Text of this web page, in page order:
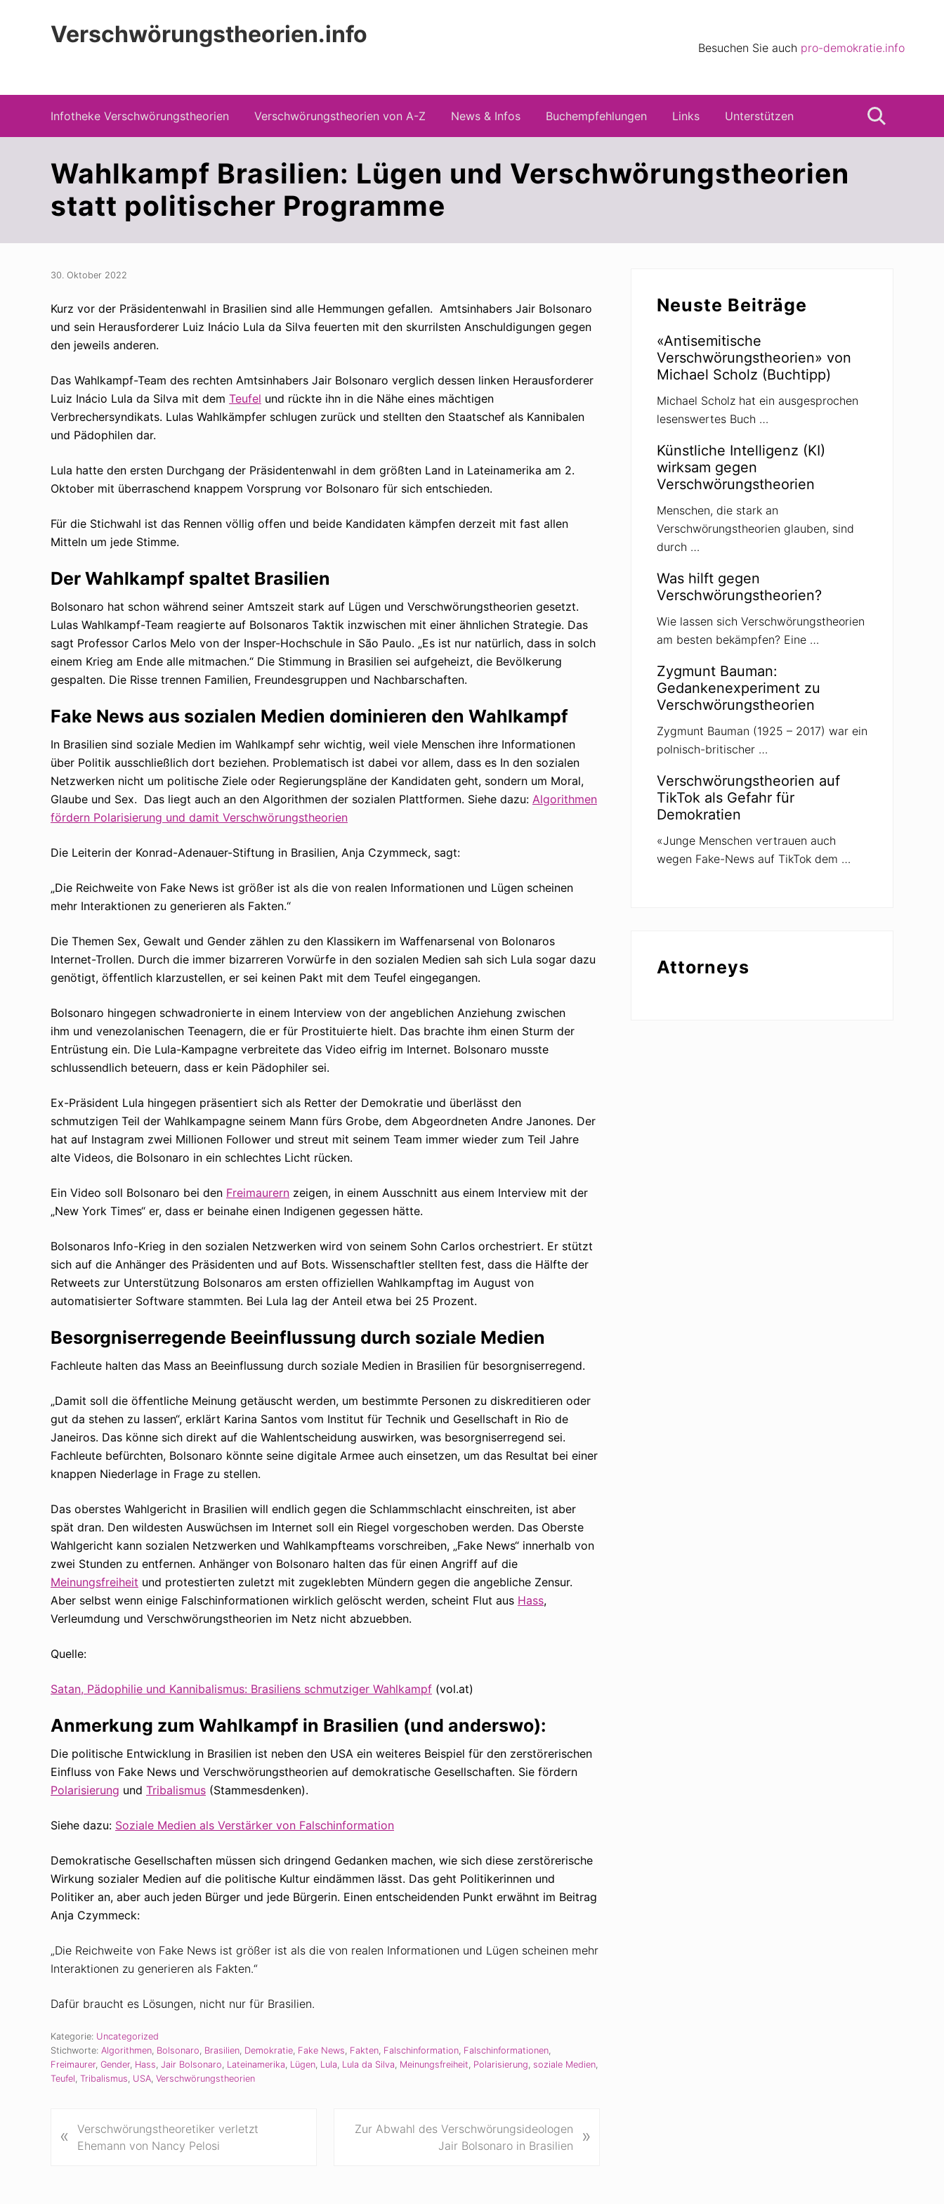
Hauptnavigation
SeitenspalteVerschwörungstheorien.info Besuchen Sie auch pro-demokratie.info
Infotheke Verschwörungstheorien Verschwörungstheorien von A-Z News & Infos Buchempfehlungen Links Unterstützen Suche
Wahlkampf Brasilien: Lügen und Verschwörungstheorien
statt politischer Programme
30. Oktober 2022
Kurz vor der Präsidentenwahl in Brasilien sind alle Hemmungen gefallen. Amtsinhabers Jair Bolsonaro
und sein Herausforderer Luiz Inácio Lula da Silva feuerten mit den skurrilsten Anschuldigungen gegen
den jeweils anderen.
Das Wahlkampf-Team des rechten Amtsinhabers Jair Bolsonaro verglich dessen linken Herausforderer
Luiz Inácio Lula da Silva mit dem Teufel und rückte ihn in die Nähe eines mächtigen
Verbrechersyndikats. Lulas Wahlkämpfer schlugen zurück und stellten den Staatschef als Kannibalen
und Pädophilen dar.
Lula hatte den ersten Durchgang der Präsidentenwahl in dem größten Land in Lateinamerika am 2.
Oktober mit überraschend knappem Vorsprung vor Bolsonaro für sich entschieden.
Für die Stichwahl ist das Rennen völlig offen und beide Kandidaten kämpfen derzeit mit fast allen
Mitteln um jede Stimme.
Der Wahlkampf spaltet Brasilien
Bolsonaro hat schon während seiner Amtszeit stark auf Lügen und Verschwörungstheorien gesetzt.
Lulas Wahlkampf-Team reagierte auf Bolsonaros Taktik inzwischen mit einer ähnlichen Strategie. Das
sagt Professor Carlos Melo von der Insper-Hochschule in São Paulo. „Es ist nur natürlich, dass in solch
einem Krieg am Ende alle mitmachen.“ Die Stimmung in Brasilien sei aufgeheizt, die Bevölkerung
gespalten. Die Risse trennen Familien, Freundesgruppen und Nachbarschaften.
Fake News aus sozialen Medien dominieren den Wahlkampf
In Brasilien sind soziale Medien im Wahlkampf sehr wichtig, weil viele Menschen ihre Informationen
über Politik ausschließlich dort beziehen. Problematisch ist dabei vor allem, dass es In den sozialen
Netzwerken nicht um politische Ziele oder Regierungspläne der Kandidaten geht, sondern um Moral,
Glaube und Sex. Das liegt auch an den Algorithmen der sozialen Plattformen. Siehe dazu: Algorithmen
fördern Polarisierung und damit Verschwörungstheorien
Die Leiterin der Konrad-Adenauer-Stiftung in Brasilien, Anja Czymmeck, sagt:
„Die Reichweite von Fake News ist größer ist als die von realen Informationen und Lügen scheinen
mehr Interaktionen zu generieren als Fakten.“
Die Themen Sex, Gewalt und Gender zählen zu den Klassikern im Waffenarsenal von Bolonaros
Internet-Trollen. Durch die immer bizarreren Vorwürfe in den sozialen Medien sah sich Lula sogar dazu
genötigt, öffentlich klarzustellen, er sei keinen Pakt mit dem Teufel eingegangen.
Bolsonaro hingegen schwadronierte in einem Interview von der angeblichen Anziehung zwischen
ihm und venezolanischen Teenagern, die er für Prostituierte hielt. Das brachte ihm einen Sturm der
Entrüstung ein. Die Lula-Kampagne verbreitete das Video eifrig im Internet. Bolsonaro musste
schlussendlich beteuern, dass er kein Pädophiler sei.
Ex-Präsident Lula hingegen präsentiert sich als Retter der Demokratie und überlässt den
schmutzigen Teil der Wahlkampagne seinem Mann fürs Grobe, dem Abgeordneten Andre Janones. Der
hat auf Instagram zwei Millionen Follower und streut mit seinem Team immer wieder zum Teil Jahre
alte Videos, die Bolsonaro in ein schlechtes Licht rücken.
Ein Video soll Bolsonaro bei den Freimaurern zeigen, in einem Ausschnitt aus einem Interview mit der
„New York Times“ er, dass er beinahe einen Indigenen gegessen hätte.
Bolsonaros Info-Krieg in den sozialen Netzwerken wird von seinem Sohn Carlos orchestriert. Er stützt
sich auf die Anhänger des Präsidenten und auf Bots. Wissenschaftler stellten fest, dass die Hälfte der
Retweets zur Unterstützung Bolsonaros am ersten offiziellen Wahlkampftag im August von
automatisierter Software stammten. Bei Lula lag der Anteil etwa bei 25 Prozent.
Besorgniserregende Beeinflussung durch soziale Medien
Fachleute halten das Mass an Beeinflussung durch soziale Medien in Brasilien für besorgniserregend.
„Damit soll die öffentliche Meinung getäuscht werden, um bestimmte Personen zu diskreditieren oder
gut da stehen zu lassen“, erklärt Karina Santos vom Institut für Technik und Gesellschaft in Rio de
Janeiros. Das könne sich direkt auf die Wahlentscheidung auswirken, was besorgniserregend sei.
Fachleute befürchten, Bolsonaro könnte seine digitale Armee auch einsetzen, um das Resultat bei einer
knappen Niederlage in Frage zu stellen.
Das oberstes Wahlgericht in Brasilien will endlich gegen die Schlammschlacht einschreiten, ist aber
spät dran. Den wildesten Auswüchsen im Internet soll ein Riegel vorgeschoben werden. Das Oberste
Wahlgericht kann sozialen Netzwerken und Wahlkampfteams vorschreiben, „Fake News“ innerhalb von
zwei Stunden zu entfernen. Anhänger von Bolsonaro halten das für einen Angriff auf die
Meinungsfreiheit und protestierten zuletzt mit zugeklebten Mündern gegen die angebliche Zensur.
Aber selbst wenn einige Falschinformationen wirklich gelöscht werden, scheint Flut aus Hass,
Verleumdung und Verschwörungstheorien im Netz nicht abzuebben.
Quelle:
Satan, Pädophilie und Kannibalismus: Brasiliens schmutziger Wahlkampf (vol.at)
Anmerkung zum Wahlkampf in Brasilien (und anderswo):
Die politische Entwicklung in Brasilien ist neben den USA ein weiteres Beispiel für den zerstörerischen
Einfluss von Fake News und Verschwörungstheorien auf demokratische Gesellschaften. Sie fördern
Polarisierung und Tribalismus (Stammesdenken).
Siehe dazu: Soziale Medien als Verstärker von Falschinformation
Demokratische Gesellschaften müssen sich dringend Gedanken machen, wie sich diese zerstörerische
Wirkung sozialer Medien auf die politische Kultur eindämmen lässt. Das geht Politikerinnen und
Politiker an, aber auch jeden Bürger und jede Bürgerin. Einen entscheidenden Punkt erwähnt im Beitrag
Anja Czymmeck:
„Die Reichweite von Fake News ist größer ist als die von realen Informationen und Lügen scheinen mehr
Interaktionen zu generieren als Fakten.“
Dafür braucht es Lösungen, nicht nur für Brasilien.
Kategorie: Uncategorized
Stichworte: Algorithmen Bolsonaro Brasilien Demokratie Fake News Fakten Falschinformation Falschinformationen
Freimaurer, Gender, Hass Jair Bolsonaro Lateinamerika Lügen Lula Lula da Silva Meinungsfreiheit Polarisierung soziale Medien
Teufel Tribalismus USA Verschwörungstheorien
o
«
Verschwörungstheoretiker verletzt
Ehemann von Nancy Pelosi
Zur Abwahl des Verschwörungsideologen
Jair Bolsonaro in Brasilien
»
Neuste Beiträge
«Antisemitische
Verschwörungstheorien» von
Michael Scholz (Buchtipp)
Michael Scholz hat ein ausgesprochen
lesenswertes Buch …
Künstliche Intelligenz (KI)
wirksam gegen
Verschwörungstheorien
Menschen, die stark an
Verschwörungstheorien glauben, sind
durch …
Was hilft gegen
Verschwörungstheorien?
Wie lassen sich Verschwörungstheorien
am besten bekämpfen? Eine …
Zygmunt Bauman:
Gedankenexperiment zu
Verschwörungstheorien
Zygmunt Bauman (1925 – 2017) war ein
polnisch-britischer …
Verschwörungstheorien auf
TikTok als Gefahr für
Demokratien
«Junge Menschen vertrauen auch
wegen Fake-News auf TikTok dem …
Attorneys